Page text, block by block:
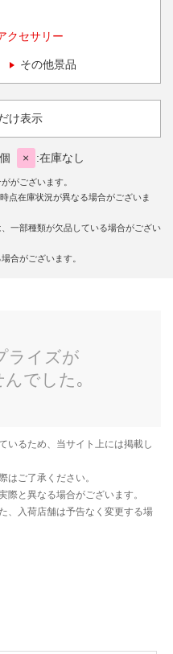
クセサリー
その他景品
け表示
× 在庫なし
がございます。
点在庫状況が異なる場合がございま
一部種類が欠品している場合がござい
合がございます。